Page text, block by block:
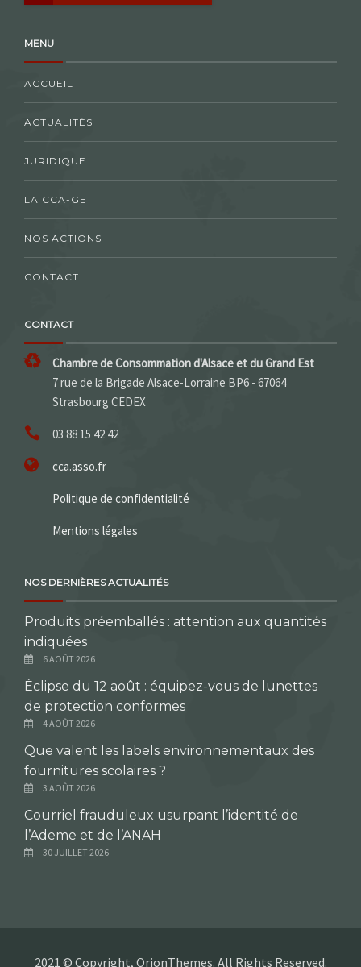
MENU
ACCUEIL
ACTUALITÉS
JURIDIQUE
LA CCA-GE
NOS ACTIONS
CONTACT
CONTACT
Chambre de Consommation d'Alsace et du Grand Est
7 rue de la Brigade Alsace-Lorraine BP6 - 67064
Strasbourg CEDEX
03 88 15 42 42
cca.asso.fr
Politique de confidentialité
Mentions légales
NOS DERNIÈRES ACTUALITÉS
Produits préemballés : attention aux quantités
indiquées
6 AOÛT 2026
Éclipse du 12 août : équipez-vous de lunettes
de protection conformes
4 AOÛT 2026
Que valent les labels environnementaux des
fournitures scolaires ?
3 AOÛT 2026
Courriel frauduleux usurpant l’identité de
l’Ademe et de l’ANAH
30 JUILLET 2026
2021 © Copyright, OrionThemes. All Rights Reserved.